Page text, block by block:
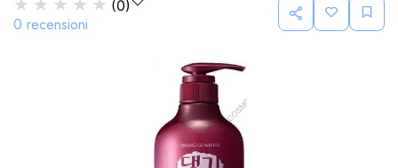
★ ★ ★ ★ ★ (0)
0 recensioni